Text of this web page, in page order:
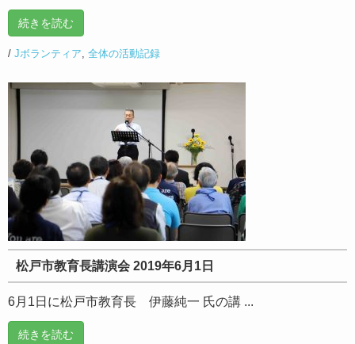
続きを読む
/ Jボランティア, 全体の活動記録
松戸市教育長講演会 2019年6月1日
6月1日に松戸市教育長 伊藤純一 氏の講 ...
続きを読む